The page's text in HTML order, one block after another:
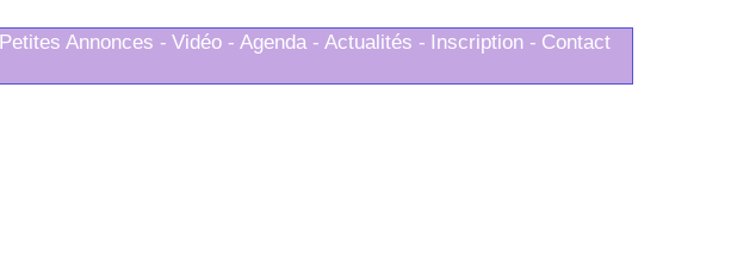
Petites Annonces - Vidéo - Agenda - Actualités - Inscription - Contact